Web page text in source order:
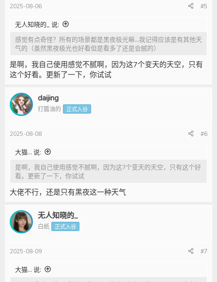
2025-08-06 #5
无人知晓的_ 说:
感觉有点奇怪？所有的场景都是黑夜极光嘛...我记得应该是有其他天
气的（虽然黑夜极光也好看但是看多了还是会腻的）
是啊，我自己使用感觉不腻啊，因为这7个变天的天空，只有
这个好看。更新了一下，你试试
daijing
打醬油的 正式入谷
2025-08-08 #6
大猫... 说:
是啊，我自己使用感觉不腻啊，因为这7个变天的天空，只有这个好
看。更新了一下，你试试
大佬不行，还是只有黑夜这一种天气
无人知晓的_
白紙 正式入谷
2025-08-09 #7
大猫... 说: